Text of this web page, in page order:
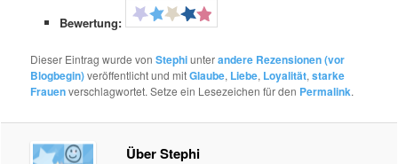
Bewertung:
Dieser Eintrag wurde vonStephiunterandere Rezensionen (vor
Blogbegin)veröffentlicht und mitGlaube, Liebe, Loyalität,starke
Frauenverschlagwortet. Setze ein Lesezeichen für den Permalink.
Über Stephi